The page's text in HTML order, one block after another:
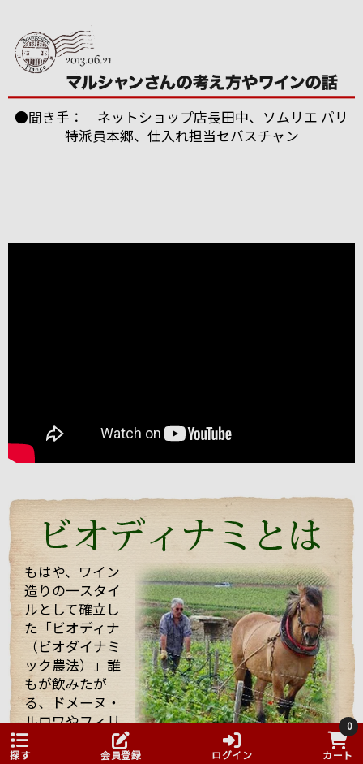
ワイン醸造に対する自身のフィロソフィ（哲学）を強
く持った志の高い醸造家でした。
今回は、他のお客様もいらっしゃりとても忙しい中私
くれました。 途中で「もう大丈夫ですよ・・・」と言
っても、「これを飲んでくれ」と、どんどんいろいろ
なワインを持ってきてくれてワインや畑や自分の考え
などたくさん話していただきました！
そんな訪問の様子を一部まとめしたのでご覧くださ
い。 また動画も撮影したものをほんの少しまとめまし
たのでご一緒にどうぞ。 少しでもマルシャンの熱い思
いが伝わればいいなと思っています。
●聞き手： ネットショップ店長田中、ソムリエ パリ
特派員本郷、仕入れ担当セバスチャン
もはや、ワイン
造りの一スタイ
ルとして確立し
た「ビオディナ
（ビオダイナミ
ック農法）」誰
もが飲みたが
る、ドメーヌ・
ルロワやフィリ
ップ・パカレな
どでも採用され
探す 会員登録 ログイン
0
カート